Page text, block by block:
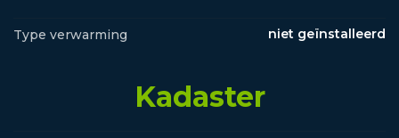
Type verwarming niet geïnstalleerd
Kadaster